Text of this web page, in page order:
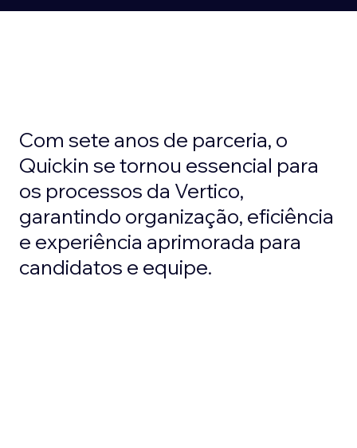
Com sete anos de parceria, o
Quickin se tornou essencial para
os processos da Vertico,
garantindo organização, eficiência
e experiência aprimorada para
candidatos e equipe.